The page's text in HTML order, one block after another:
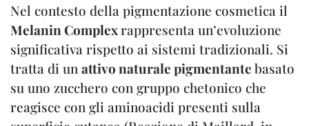
Nel contesto della pigmentazione cosmetica il
Melanin Complexrappresenta un’evoluzione
significativa rispetto ai sistemi tradizionali. Si
tratta di un attivo naturale pigmentantebasato
su uno zucchero con gruppo chetonico che
reagisce con gli aminoacidi presenti sulla